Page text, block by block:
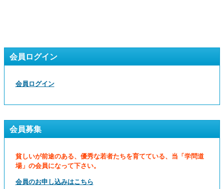
会員ログイン
会員ログイン
会員募集
貧しいが前途のある、優秀な若者たちを育てている、当「学問道
場」の会員になって下さい。
会員のお申し込みはこちら